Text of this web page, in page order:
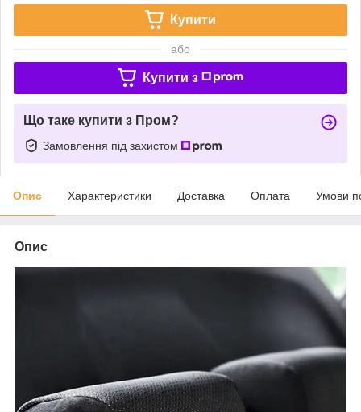
Купити
або
Купити з
Що таке купити з Пром?
Замовлення під захистом
Опис Характеристики Доставка Оплата Умови
Опис